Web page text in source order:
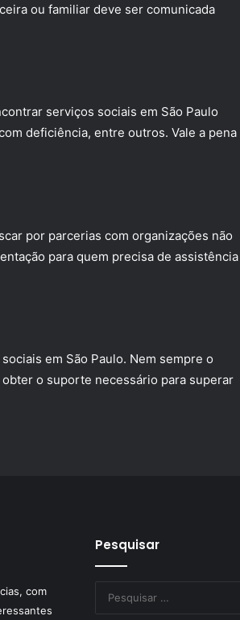
ou familiar deve ser comunicada
serviços sociais em São Paulo
deficiência, entre outros. Vale a pena
por parcerias com organizações não
para quem precisa de assistência
em São Paulo. Nem sempre o
o suporte necessário para superar
com
Pesquisar